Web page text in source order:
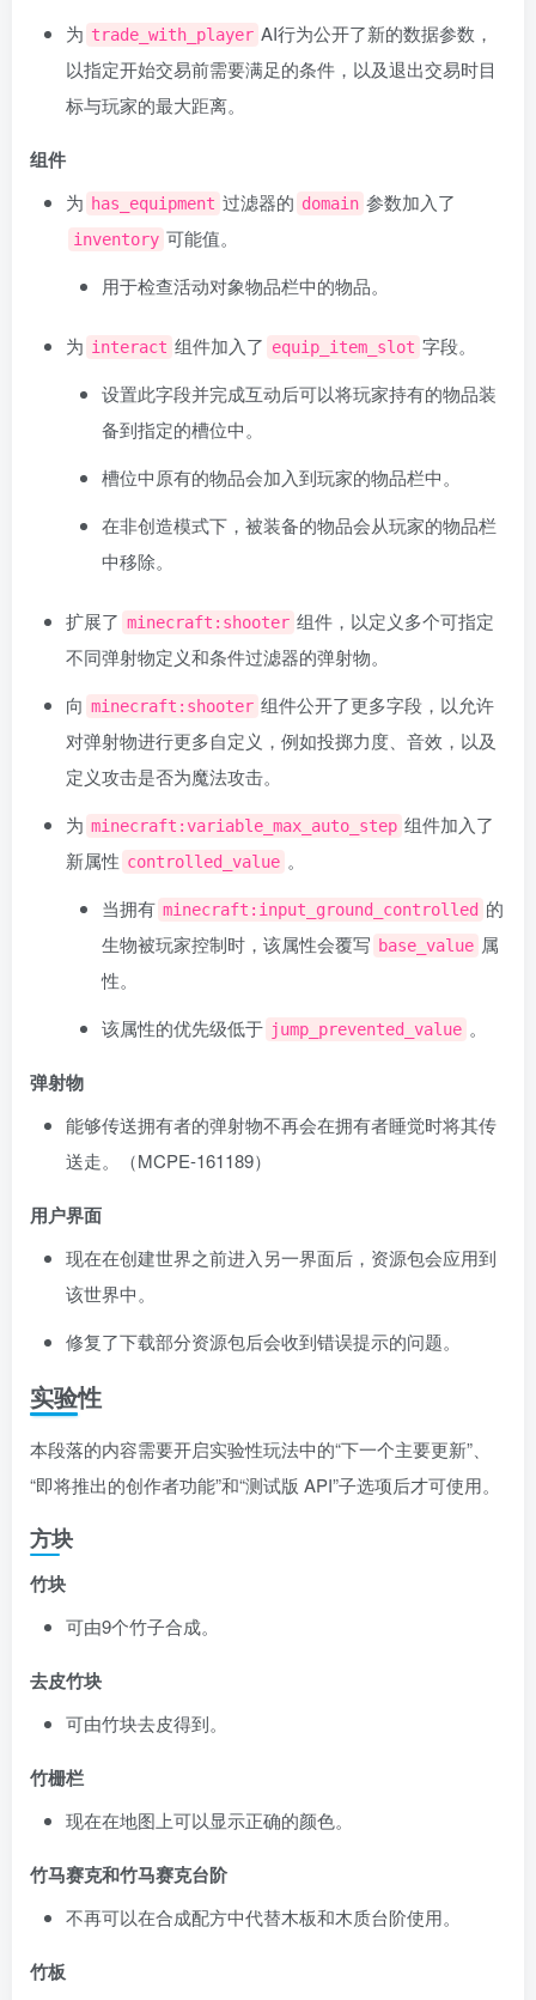
为 trade_with_player AI行为公开了新的数据参数，
以指定开始交易前需要满足的条件，以及退出交易时目
标与玩家的最大距离。
组件
为 has_equipment 过滤器的 domain 参数加入了
inventory 可能值。
用于检查活动对象物品栏中的物品。
为 interact 组件加入了 equip_item_slot 字段。
设置此字段并完成互动后可以将玩家持有的物品装
备到指定的槽位中。
槽位中原有的物品会加入到玩家的物品栏中。
在非创造模式下，被装备的物品会从玩家的物品栏
中移除。
扩展了 minecraft:shooter 组件，以定义多个可指定
不同弹射物定义和条件过滤器的弹射物。
向 minecraft:shooter 组件公开了更多字段，以允许
对弹射物进行更多自定义，例如投掷力度、音效，以及
定义攻击是否为魔法攻击。
为 minecraft:variable_max_auto_step 组件加入了
新属性 controlled_value 。
当拥有 minecraft:input_ground_controlled 的
生物被玩家控制时，该属性会覆写 base_value 属
性。
该属性的优先级低于 jump_prevented_value 。
弹射物
能够传送拥有者的弹射物不再会在拥有者睡觉时将其传
送走。（MCPE-161189）
用户界面
现在在创建世界之前进入另一界面后，资源包会应用到
该世界中。
修复了下载部分资源包后会收到错误提示的问题。
实验性
本段落的内容需要开启实验性玩法中的“下一个主要更新”、
“即将推出的创作者功能”和“测试版 API”子选项后才可使用。
方块
竹块
可由9个竹子合成。
去皮竹块
可由竹块去皮得到。
竹栅栏
现在在地图上可以显示正确的颜色。
竹马赛克和竹马赛克台阶
不再可以在合成配方中代替木板和木质台阶使用。
竹板